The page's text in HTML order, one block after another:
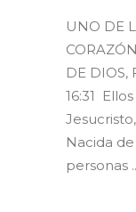
UNO DE
DE DIOS,
16:31
Nacida
personas